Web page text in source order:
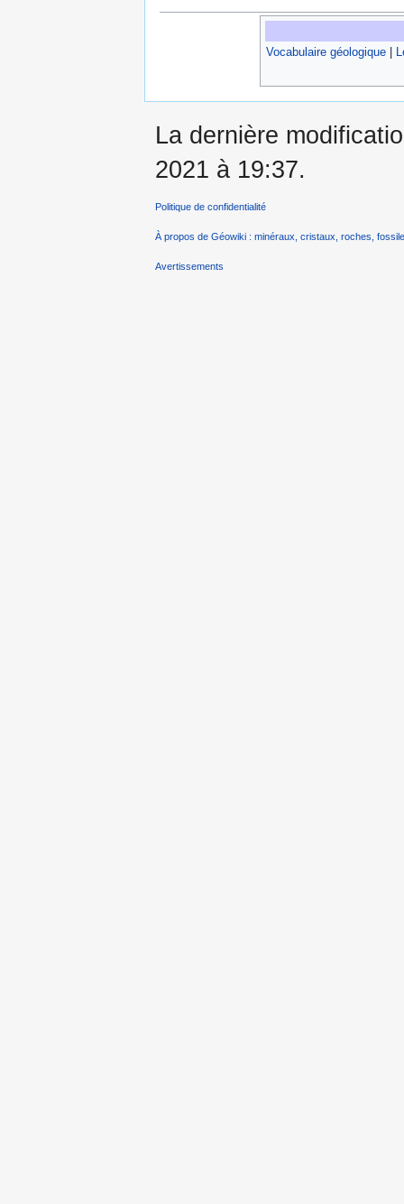
Vocabulaire géologique|
La dernière
2021 à 19:37.
Politique de confidentialité
À propos de Géowiki : minéraux, cristaux, roches,
Avertissements